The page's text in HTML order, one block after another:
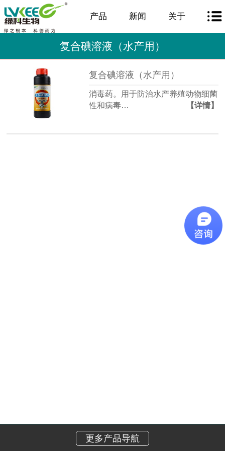
产品 新闻 关于
复合碘溶液（水产用）
复合碘溶液（水产用）
消毒药。用于防治水产养殖动物细菌
性和病毒…
【详情】
更多产品导航